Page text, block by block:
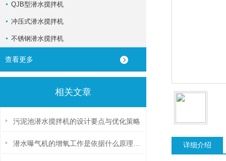
QJB型潜水搅拌机
冲压式潜水搅拌机
不锈钢潜水搅拌机
查看更多
相关文章
污泥池潜水搅拌机的设计要点与优化策略
详细介绍